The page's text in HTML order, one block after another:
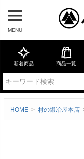
MENU
新着商品 商品一覧
HOME 村の鍛冶屋本店